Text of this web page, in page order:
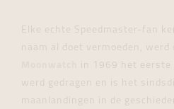
Elke echte Speedmaster-fan
naam al doet vermoeden, werd
in 1969 het eerste
werd gedragen en is het
maanlandingen in de